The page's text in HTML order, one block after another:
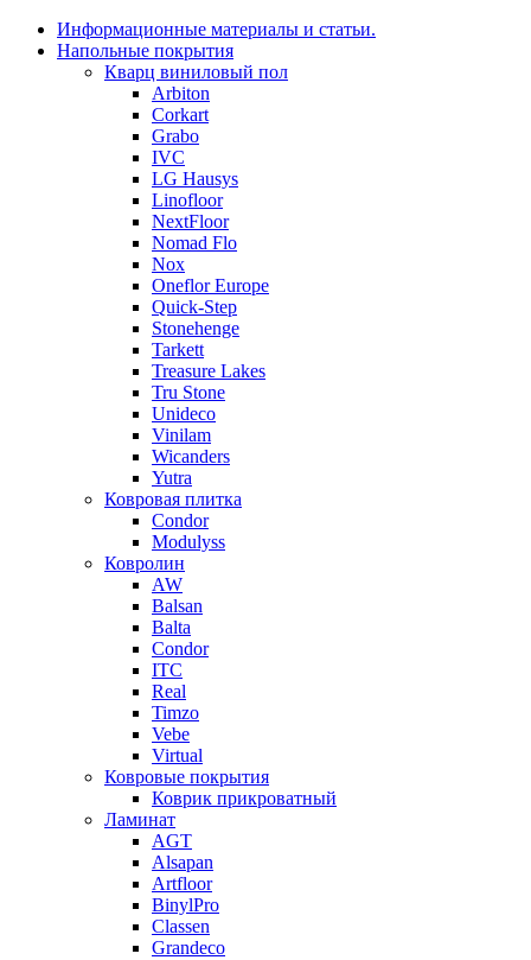
Информационные материалы и статьи.
Напольные покрытия
Кварц виниловый пол
Arbiton
Corkart
Grabo
IVC
LG Hausys
Linofloor
NextFloor
Nomad Flo
Nox
Oneflor Europe
Quick-Step
Stonehenge
Tarkett
Treasure Lakes
Tru Stone
Unideco
Vinilam
Wicanders
Yutra
Ковровая плитка
Condor
Modulyss
Ковролин
AW
Balsan
Balta
Condor
ITC
Real
Timzo
Vebe
Virtual
Ковровые покрытия
Коврик прикроватный
Ламинат
AGT
Alsapan
Artfloor
BinylPro
Classen
Grandeco